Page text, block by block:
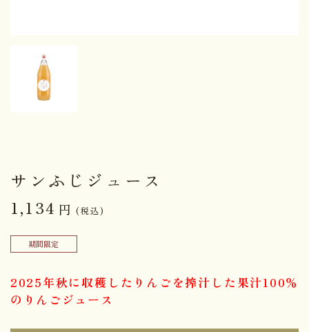
サンふじジュース
1,134 円 (税込)
期間限定
2025年秋に収穫したりんごを搾汁した果汁100％
のりんごジュース